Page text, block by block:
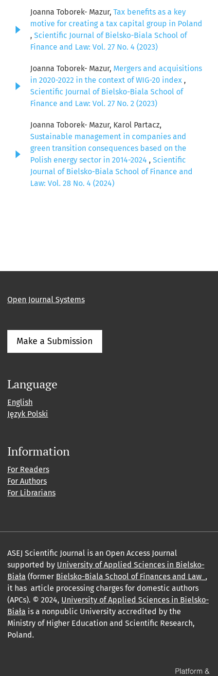
Joanna Toborek- Mazur, Tax benefits as a key
motive for creating a tax capital group in Poland
, Scientific Journal of Bielsko-Biala School of
Finance and Law: Vol. 27 No. 4 (2023)
Joanna Toborek- Mazur, Mergers and acquisitions
in 2020-2022 in the context of WIG-20 index ,
Scientific Journal of Bielsko-Biala School of
Finance and Law: Vol. 27 No. 2 (2023)
Joanna Toborek- Mazur, Karol Partacz,
Sustainable management in companies and
green transition consequences based on the
Polish energy sector in 2014-2024 , Scientific
Journal of Bielsko-Biala School of Finance and
Law: Vol. 28 No. 4 (2024)
Open Journal Systems
Make a Submission
Language
English
Język Polski
Information
For Readers
For Authors
For Librarians
ASEJ Scientific Journal is an Open Access Journal
supported by University of Applied Sciences in Bielsko-
Biała (former Bielsko-Biala School of Finances and Law_ ,
it has article processing charges for domestic authors
(APCs). © 2024, University of Applied Sciences in Bielsko-
Biała is a nonpublic University accredited by the
Ministry of Higher Education and Scientific Research,
Poland.